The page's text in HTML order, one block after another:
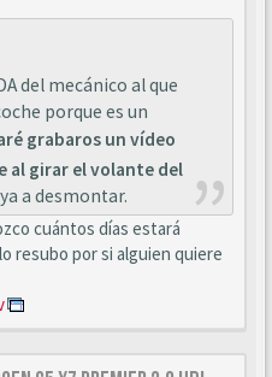
del mecánico al que
porque es un
grabaros un vídeo
al girar el volante del
a desmontar.
cuántos días estará
resubo por si alguien quiere